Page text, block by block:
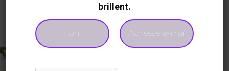
Facebook Twitter
brillent.